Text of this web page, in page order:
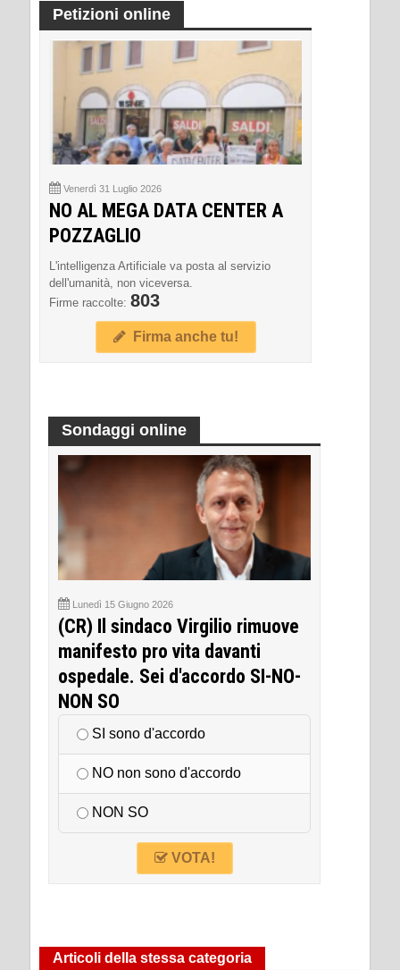
Petizioni online
Venerdì 31 Luglio 2026
NO AL MEGA DATA CENTER A
POZZAGLIO
L'intelligenza Artificiale va posta al servizio
dell'umanità, non viceversa.
Firme raccolte: 803
Firma anche tu!
Sondaggi online
Lunedì 15 Giugno 2026
(CR) Il sindaco Virgilio rimuove
manifesto pro vita davanti
ospedale. Sei d'accordo SI-NO-
NON SO
SI sono d'accordo
NO non sono d'accordo
NON SO
VOTA!
Articoli della stessa categoria